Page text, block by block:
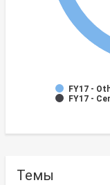
FY17 -
FY17 -
Темы